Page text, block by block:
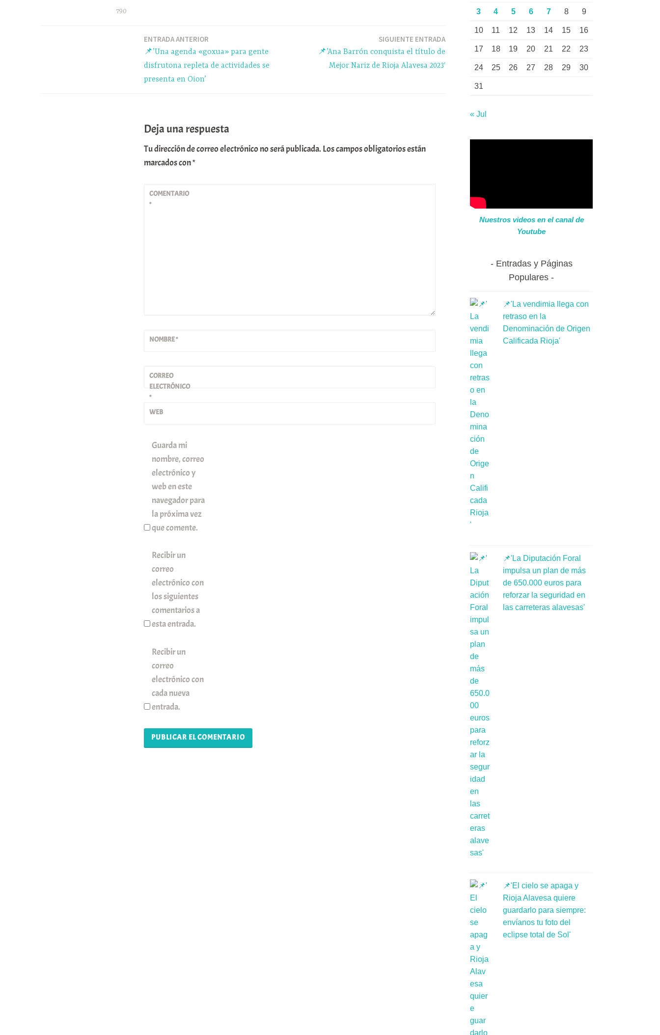
790
pp
r
ENTRADA ANTERIOR
📌’Una agenda «goxua» para gente
disfrutona repleta de actividades se
presenta en Oion’
SIGUIENTE ENTRADA
📌’Ana Barrón conquista el título de
Mejor Nariz de Rioja Alavesa 2023′
Deja una respuesta
Tu dirección de correo electrónico no será publicada. Los campos obligatorios están
marcados con*
COMENTARIO
*
NOMBRE*
CORREO
ELECTRÓNICO
*
WEB
Guarda mi
nombre, correo
electrónico y
web en este
navegador para
la próxima vez
que comente.
Recibir un
correo
electrónico con
los siguientes
comentarios a
esta entrada.
Recibir un
correo
electrónico con
cada nueva
entrada.
3 4 5 6 7 8 9
10 11 12 13 14 15 16
17 18 19 20 21 22 23
24 25 26 27 28 29 30
31
« Jul
Nuestros videos en el canal de
Youtube
Entradas y Páginas
Populares
📌'La vendimia llega con
retraso en la
Denominación de Origen
Calificada Rioja'
📌'La Diputación Foral
impulsa un plan de más
de 650.000 euros para
reforzar la seguridad en
las carreteras alavesas'
📌'El cielo se apaga y
Rioja Alavesa quiere
guardarlo para siempre:
envíanos tu foto del
eclipse total de Sol'